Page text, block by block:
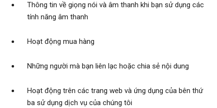
Thông tin về giọng nói và âm thanh khi bạn sử dụng các
tính năng âm thanh
Hoạt động mua hàng
Những người mà bạn liên lạc hoặc chia sẻ nội dung
Hoạt động trên các trang web và ứng dụng của bên thứ
ba sử dụng dịch vụ của chúng tôi